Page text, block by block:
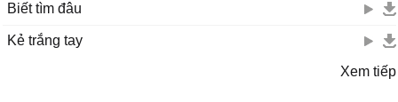
Biết tìm đâu
Kẻ trắng tay
Xem tiếp